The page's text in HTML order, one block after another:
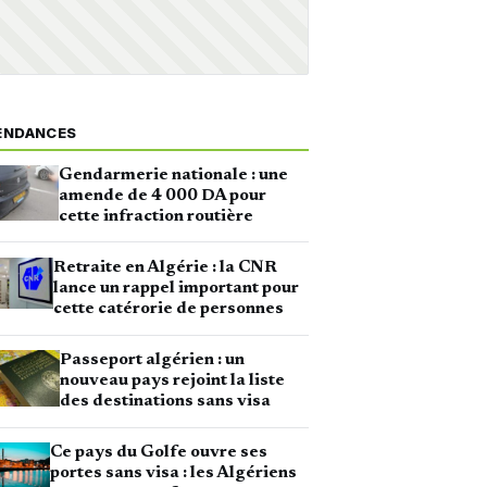
Gendarmerie nationale : une
amende de 4 000 DA pour
cette infraction routière
Retraite en Algérie : la CNR
lance un rappel important pour
cette catérorie de personnes
Passeport algérien : un
nouveau pays rejoint la liste
des destinations sans visa
Ce pays du Golfe ouvre ses
portes sans visa : les Algériens